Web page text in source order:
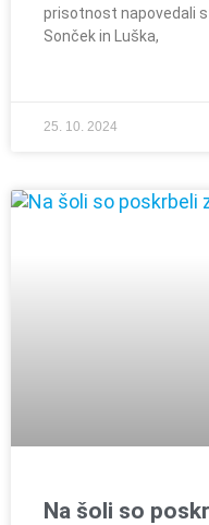
prisotnost napovedali
Sonček in Luška,
25. 10. 2024
Na šoli so